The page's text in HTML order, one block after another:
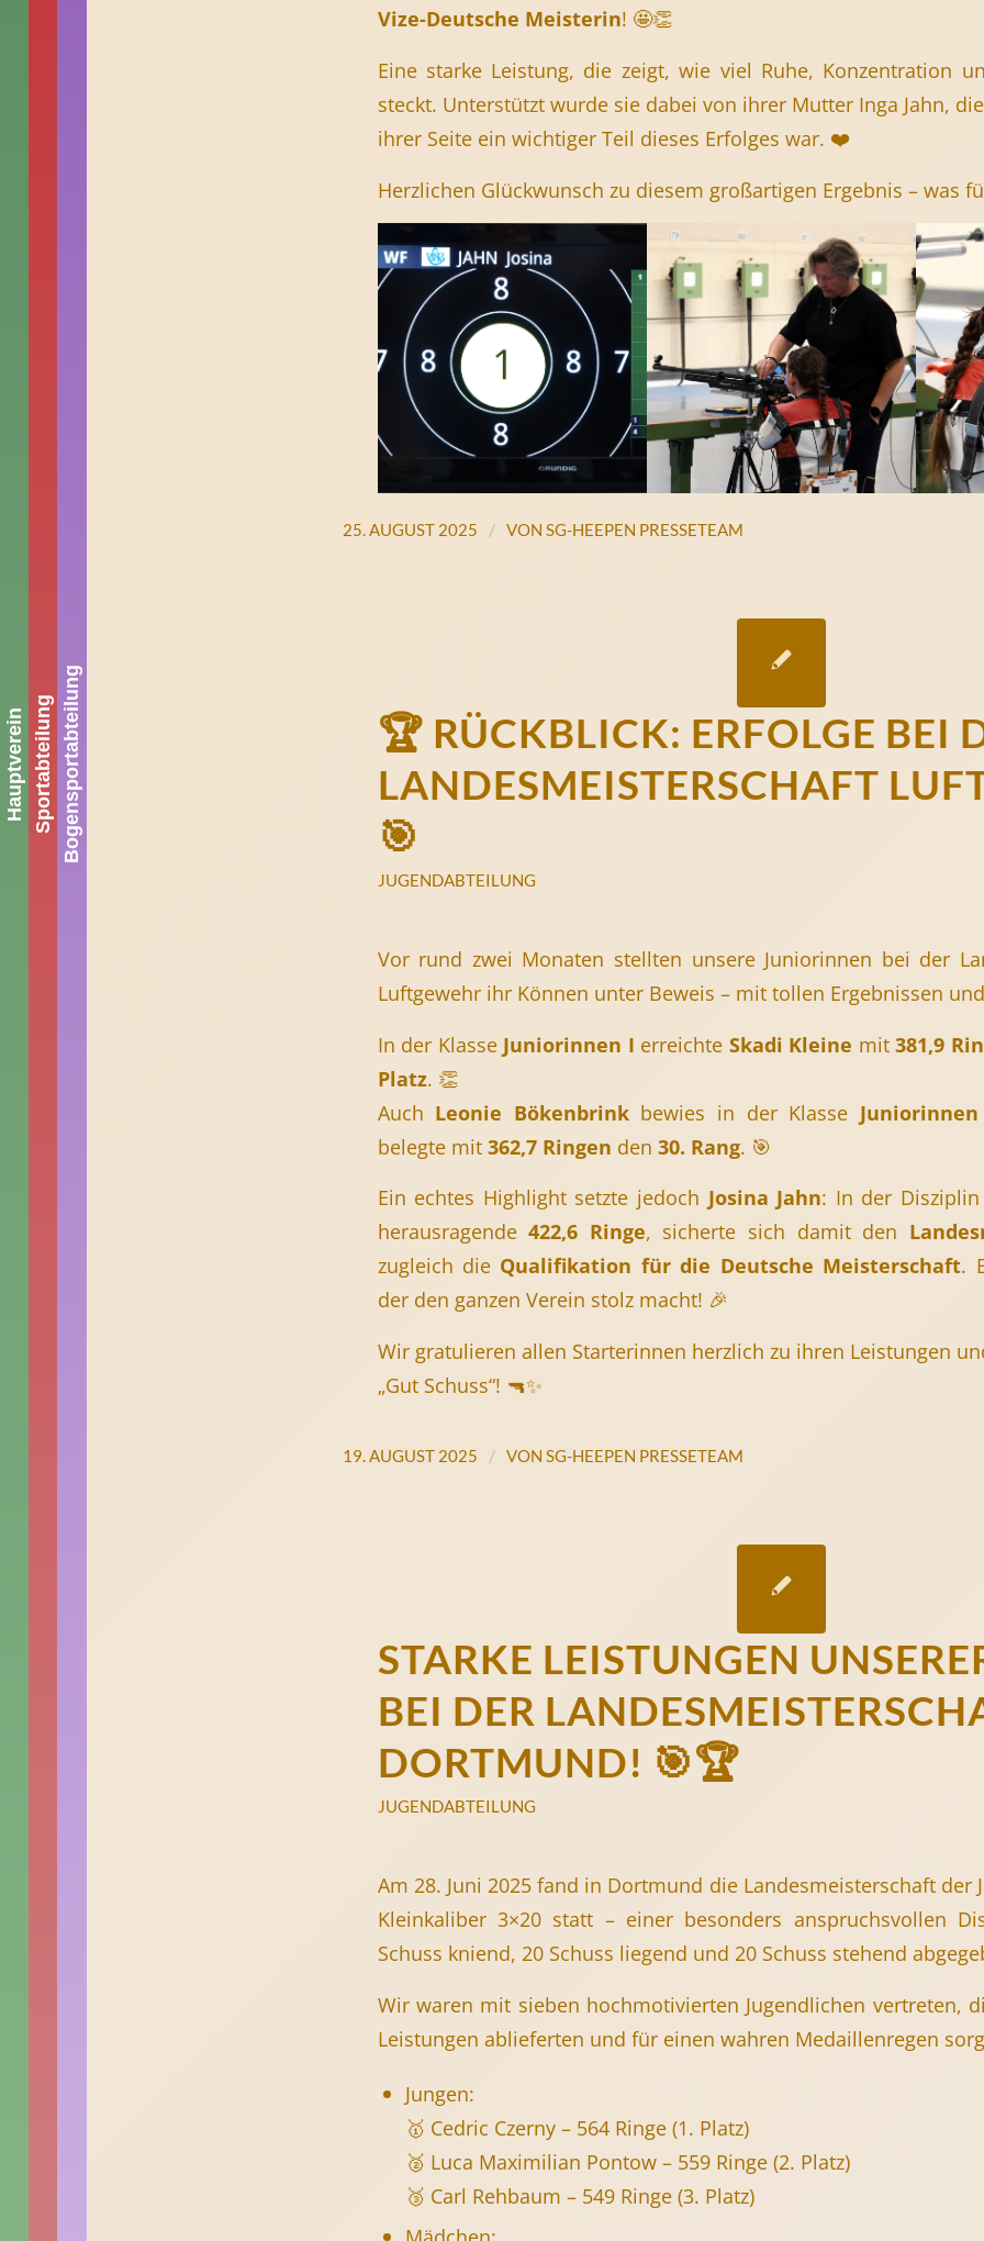
HauptvereinSportabteilungBogensportabteilung
Vize-Deutsche Meisterin! 🤩👏
Eine starke Leistung, die zeigt, wie viel Ruhe, Konzentration
steckt. Unterstützt wurde sie dabei von ihrer Mutter Inga Jahn,
ihrer Seite ein wichtiger Teil dieses Erfolges war. ❤️
Herzlichen Glückwunsch zu diesem großartigen Ergebnis – was
25. AUGUST 2025 / VON SG-HEEPEN PRESSETEAM
🏆 RÜCKBLICK: ERFOLGE BEI
LANDESMEISTERSCHAFT
🎯
JUGENDABTEILUNG
Vor rund zwei Monaten stellten unsere Juniorinnen bei der
Luftgewehr ihr Können unter Beweis – mit tollen Ergebnissen
In der Klasse Juniorinnen I erreichte Skadi Kleine mit381,9
Platz. 👏
Auch Leonie Bökenbrinkbewies in der Klasse
belegte mit 362,7 Ringen den 30. Rang. 🎯
Ein echtes Highlight setzte jedoch Josina Jahn: In der
herausragende422,6 Ringe, sicherte sich damit den
zugleich die Qualifikation für die Deutsche Meisterschaft.
der den ganzen Verein stolz macht! 🎉
Wir gratulieren allen Starterinnen herzlich zu ihren Leistungen
„Gut Schuss“! 🔫✨
19. AUGUST 2025 / VON SG-HEEPEN PRESSETEAM
STARKE LEISTUNGEN
BEI DER
DORTMUND! 🎯🏆
JUGENDABTEILUNG
Am 28. Juni 2025 fand in Dortmund die Landesmeisterschaft der
Kleinkaliber 3×20 statt – einer besonders anspruchsvollen
Schuss kniend, 20 Schuss liegend und 20 Schuss stehend
Wir waren mit sieben hochmotivierten Jugendlichen vertreten,
Leistungen ablieferten und für einen wahren Medaillenregen
Jungen:
🥇 Cedric Czerny – 564 Ringe (1. Platz)
🥈 Luca Maximilian Pontow – 559 Ringe (2. Platz)
🥉 Carl Rehbaum – 549 Ringe (3. Platz)